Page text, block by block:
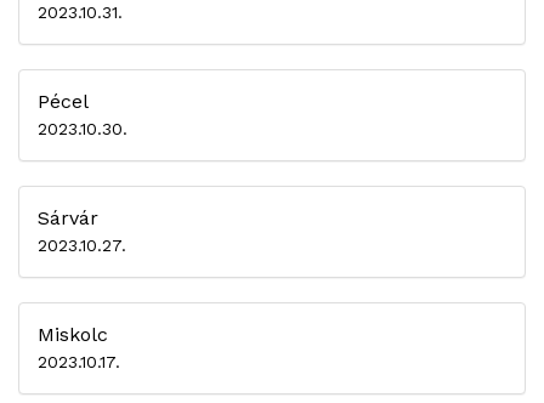
2023.10.31.
Pécel
2023.10.30.
Sárvár
2023.10.27.
Miskolc
2023.10.17.